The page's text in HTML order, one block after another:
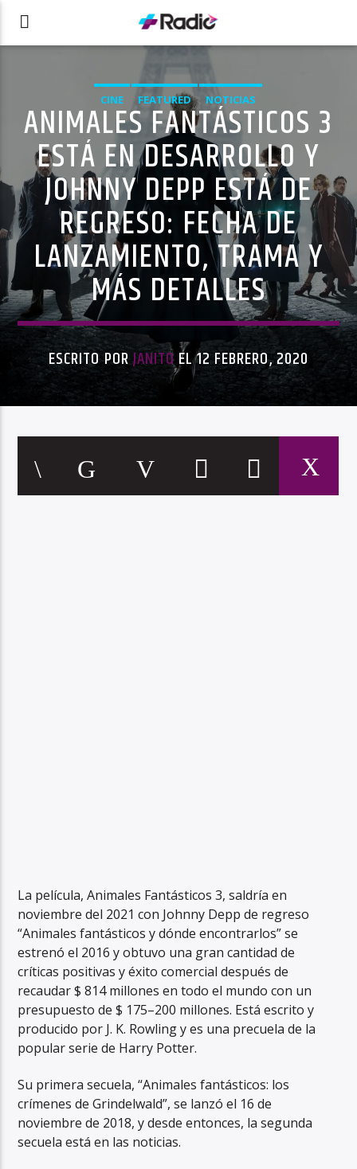
CINE FEATURED NOTICIAS
ANIMALES FANTÁSTICOS 3
ESTÁ EN DESARROLLO Y
JOHNNY DEPP ESTÁ DE
REGRESO: FECHA DE
LANZAMIENTO, TRAMA Y
MÁS DETALLES
ESCRITO PORJANITOEL 12 FEBRERO, 2020
La película, Animales Fantásticos 3, saldría en
noviembre del 2021 con Johnny Depp de regreso
“Animales fantásticos y dónde encontrarlos” se
estrenó el 2016 y obtuvo una gran cantidad de
críticas positivas y éxito comercial después de
recaudar $ 814 millones en todo el mundo con un
presupuesto de $ 175–200 millones. Está escrito y
producido por J. K. Rowling y es una precuela de la
popular serie de Harry Potter.
Su primera secuela, “Animales fantásticos: los
crímenes de Grindelwald”, se lanzó el 16 de
noviembre de 2018, y desde entonces, la segunda
secuela está en las noticias.